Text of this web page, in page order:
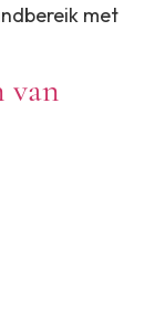
met
van